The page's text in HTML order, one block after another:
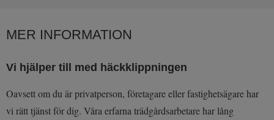
MER INFORMATION
Vi hjälper till med häckklippningen
Oavsett om du är privatperson, företagare eller fastighetsägare har
vi rätt tjänst för dig. Våra erfarna trädgårdsarbetare har lång